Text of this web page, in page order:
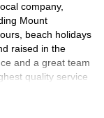
company,
Mount
beach holidays
raised in the
and a great team
quality service